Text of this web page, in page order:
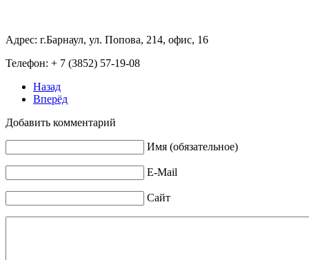
Адрес: г.Барнаул, ул. Попова, 214, офис, 16
Телефон: + 7 (3852) 57-19-08
Назад
Вперёд
Добавить комментарий
Имя (обязательное)
E-Mail
Сайт